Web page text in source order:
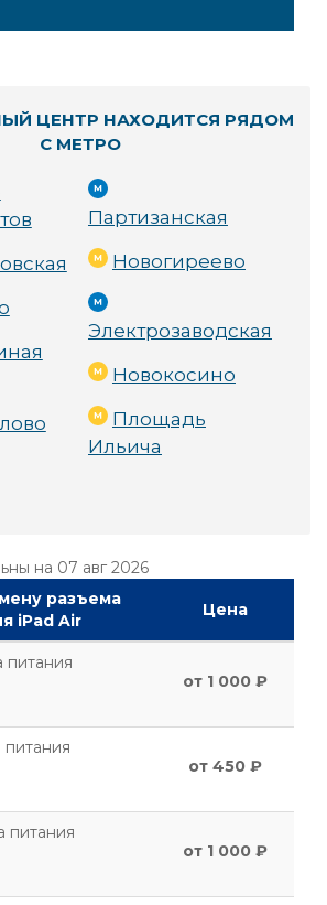
ЦЕНТР НАХОДИТСЯ РЯДОМ
С МЕТРО
Партизанская
Новогиреево
Электрозаводская
Новокосино
Площадь
Ильича
на 07 авг 2026
разъема
iPad Air
Цена
питания
от 1 000 ₽
питания
от 450 ₽
питания
от 1 000 ₽